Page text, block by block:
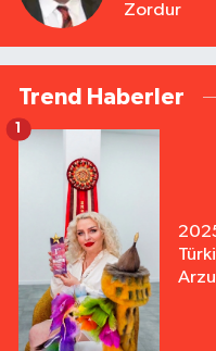
Zordur
Trend Haberler
Arzu
1